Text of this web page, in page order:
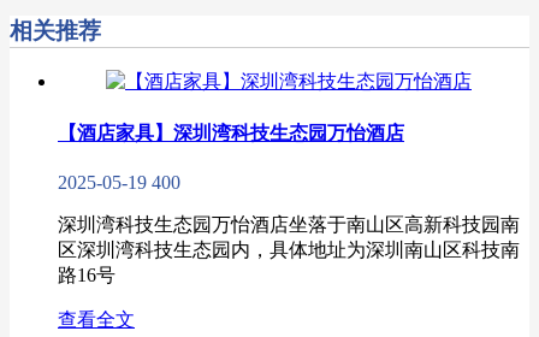
相关推荐
【酒店家具】深圳湾科技生态园万怡酒店
2025-05-19 400
深圳湾科技生态园万怡酒店坐落于南山区高新科技园南
区深圳湾科技生态园内，具体地址为深圳南山区科技南
路16号
查看全文